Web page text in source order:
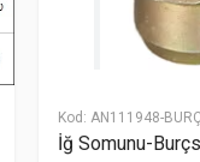
Kod: AN111948-
İğ Somunu-